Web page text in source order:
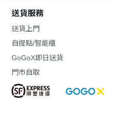
送貨服務
送貨上門
自提點/智能櫃
GoGoX即日送貨
門市自取